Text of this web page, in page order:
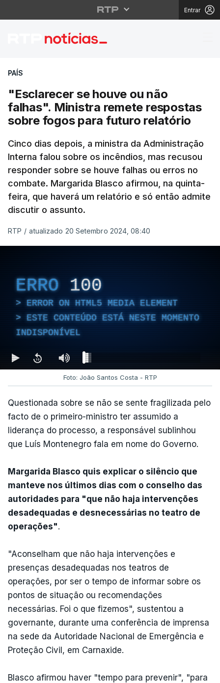
Entrar
"Esclarecer se houve
PAÍS
"Esclarecer se houve ou não
falhas". Ministra remete respostas
sobre fogos para futuro relatório
Cinco dias depois, a ministra da Administração
Interna falou sobre os incêndios, mas recusou
responder sobre se houve falhas ou erros no
combate. Margarida Blasco afirmou, na quinta-
feira, que haverá um relatório e só então admite
discutir o assunto.
RTP / atualizado 20 Setembro 2024, 08:40
ERRO 100
ERROR ON HTML5 MEDIA ELEMENT
ESTE CONTEÚDO ESTÁ NESTE MOMENTO
INDISPONÍVEL
Foto: João Santos Costa - RTP
Questionada sobre se não se sente fragilizada pelo
facto de o primeiro-ministro ter assumido a
liderança do processo, a responsável sublinhou
que Luís Montenegro fala em nome do Governo.
Margarida Blasco quis explicar o silêncio que
manteve nos últimos dias com o conselho das
autoridades para "que não haja intervenções
desadequadas e desnecessárias no teatro de
operações".
"Aconselham que não haja intervenções e
presenças desadequadas nos teatros de
operações, por ser o tempo de informar sobre os
pontos de situação ou recomendações
necessárias. Foi o que fizemos", sustentou a
governante, durante uma conferência de imprensa
na sede da Autoridade Nacional de Emergência e
Proteção Civil, em Carnaxide.
Blasco afirmou haver "tempo para prevenir", "para